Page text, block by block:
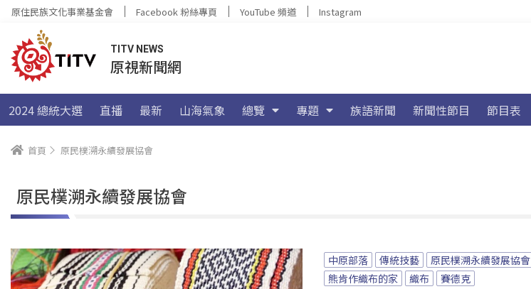
原住民族文化事業基金會 Facebook 粉絲專頁 YouTube 頻道 Instagram
TITV NEWS
原視新聞網
2024 總統大選 直播 最新 山海氣象 總覽 專題 族語新聞 新聞性節目 節目表
首頁 原民樸溯永續發展協會
原民樸溯永續發展協會
中原部落 傳統技藝 原民樸溯永續發展協會
熊肯作織布的家
織布 賽德克